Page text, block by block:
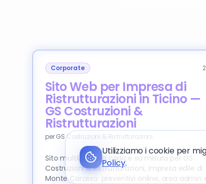
Corporate
Sito Web per Impresa di
Ristrutturazioni in Ticino —
GS Costruzioni &
Ristrutturazioni
perGS Costruzioni & Ristrutturazioni
Sito multilingua in codice su misura per GS
Costruzioni & Ristrutturazioni, impresa edile di
Monte Carasso: preventivi online, area admin
Utilizziamo i cookie per
Policy.